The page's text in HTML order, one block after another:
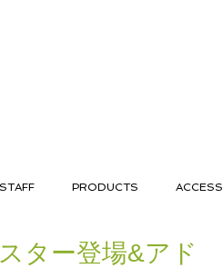
PRODUCTS ACCESS
ター登場&アド